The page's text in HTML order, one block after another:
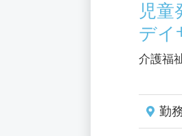
児童
デイ
介護福
勤